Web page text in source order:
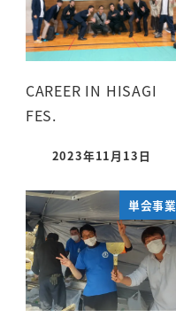
CAREER IN HISAGI
FES.
2023年11月13日
単会事業